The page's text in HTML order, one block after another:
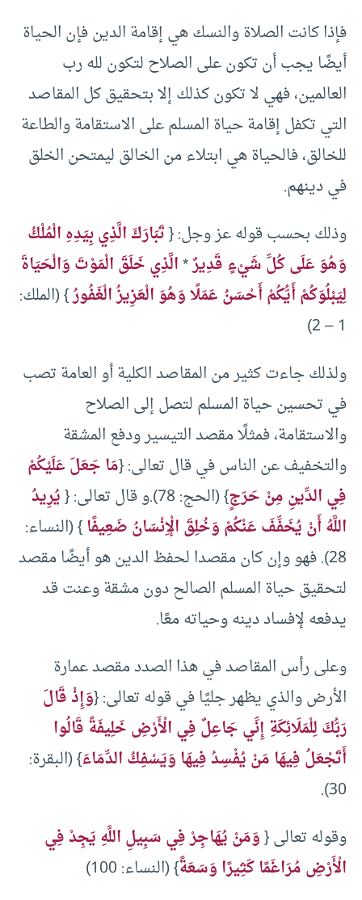
فإذا كانت الصلاة والنسك هي إقامة الدين فإن الحياة
أيضًا يجب أن تكون على الصلاح لتكون لله رب
العالمين، فهي لا تكون كذلك إلا بتحقيق كل المقاصد
التي تكفل إقامة حياة المسلم على الاستقامة والطاعة
للخالق، فالحياة هي ابتلاء من الخالق ليمتحن الخلق
في دينهم.
وذلك بحسب قوله عز وجل: {تَبَارَكَ الَّذِي بِيَدِهِ الْمُلْكُ
وَهُوَ عَلَى كُلِّ شَيْءٍ قَدِيرٌ*الَّذِي خَلَقَ الْمَوْتَ وَالْحَيَاةَ
لِيَبْلُوَكُمْ أَيُّكُمْ أَحْسَنُ عَمَلًا وَهُوَ الْعَزِيزُ الْغَفُورُ} (الملك:
1 – 2)
ولذلك جاءت كثير من المقاصد الكلية أو العامة تصب
في تحسين حياة المسلم لتصل إلى الصلاح
والاستقامة، فمثلًا مقصد التيسير ودفع المشقة
والتخفيف عن الناس في قال تعالى: {مَا جَعَلَ عَلَيْكُمْ
فِي الدِّينِ مِنْ حَرَجٍ} (الحج: 78).و قال تعالى: {
يُرِيدُ
اللَّهُ أَنْ يُخَفِّفَ عَنْكُمْ وَخُلِقَ الْإِنْسَانُ ضَعِيفًا} (النساء:
28). فهو وإن كان مقصدا لحفظ الدين هو أيضًا مقصد
لتحقيق حياة المسلم الصالح دون مشقة وعنت قد
يدفعه لإفساد دينه وحياته معًا.
وعلى رأس المقاصد في هذا الصدد مقصد عمارة
الأرض والذي يظهر جليًا في قوله تعالى: {وَإِذْ قَالَ
رَبُّكَ لِلْمَلَائِكَةِ إِنِّي جَاعِلٌ فِي الْأَرْضِ خَلِيفَةً قَالُوا
أَتَجْعَلُ فِيهَا مَنْ يُفْسِدُ فِيهَا وَيَسْفِكُ الدِّمَاءَ} (البقرة:
30).
وقوله تعالى {وَمَنْ يُهَاجِرْ فِي سَبِيلِ اللَّهِ يَجِدْ فِي
الْأَرْضِ مُرَاغَمًا كَثِيرًا وَسَعَةً} (النساء: 100)